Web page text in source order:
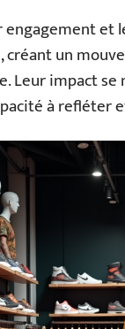
engagement
un
Leur impact
à refléter